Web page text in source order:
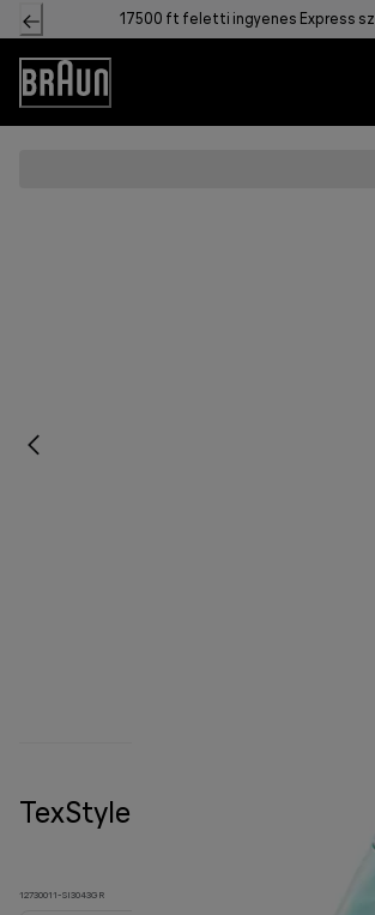
Skip
to
Content
17500 ft feletti ingyenes Express
Accessibility
Statement
TexStyle 3 Steam iron SI
12730011-SI3043GR